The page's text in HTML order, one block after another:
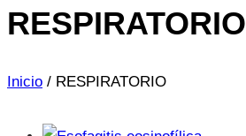
RESPIRATORIO
Inicio / RESPIRATORIO